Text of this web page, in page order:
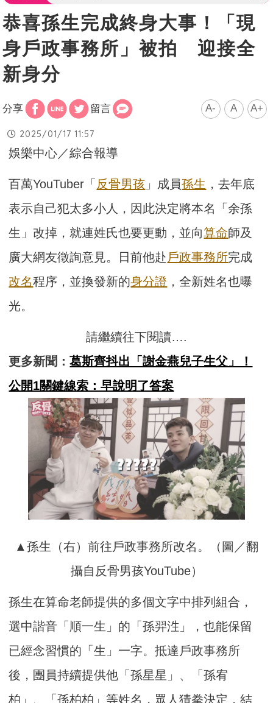
恭喜孫生完成終身大事！「現
身戶政事務所」被拍 迎接全
新身分
分享 留言 A- A A+
2025/01/17 11:57
娛樂中心／綜合報導
百萬YouTuber「 反骨男孩 」成員孫生 ，去年底
表示自己犯太多小人，因此決定將本名「余孫
生」改掉，就連姓氏也要更動，並向算命師及
廣大網友徵詢意見。日前他赴 戶政事務所完成
改名程序，並換發新的身分證 ，全新姓名也曝
光。
請繼續往下閱讀….
更多新聞：葛斯齊抖出「謝金燕兒子生父」！
公開1關鍵線索：早說明了答案
▲孫生（右）前往戶政事務所改名。（圖／翻
攝自反骨男孩YouTube）
孫生在算命老師提供的多個文字中排列組合，
選中諧音「順一生」的「孫羿泩」，也能保留
已經念習慣的「生」一字。抵達戶政事務所
後，團員持續提供他「孫星星」、「孫宥
柏」、「孫柏柏」等姓名，眾人猜拳決定，結